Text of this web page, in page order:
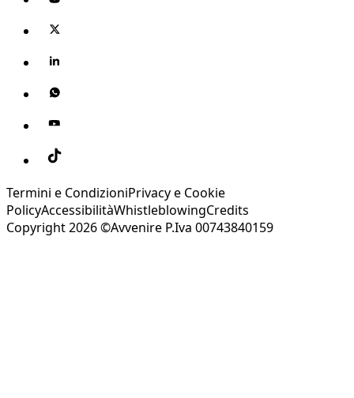
Termini e CondizioniPrivacy e Cookie
PolicyAccessibilitàWhistleblowingCredits
Copyright 2026 ©Avvenire P.Iva 00743840159